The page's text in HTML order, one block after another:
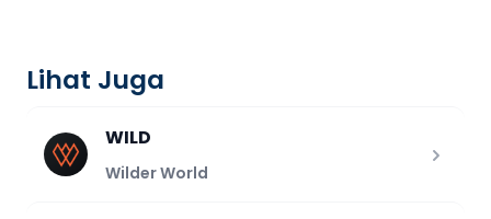
Lihat Juga
WILD
Wilder World